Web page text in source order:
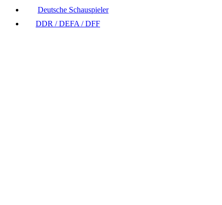
Deutsche Schauspieler
DDR / DEFA / DFF